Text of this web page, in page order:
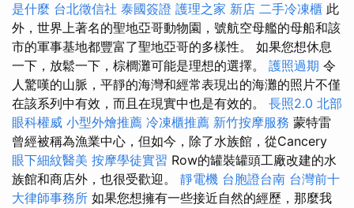
是什麼 台北徵信社 泰國簽證 護理之家 新店 二手冷凍櫃 此
外，世界上著名的聖地亞哥動物園，號航空母艦的母船和該
市的軍事基地都豐富了聖地亞哥的多樣性。 如果您想休息
一下，放鬆一下，棕櫚灘可能是理想的選擇。 護照過期 令
人驚嘆的山脈，平靜的海灣和經常表現出的海灘的照片不僅
在該系列中有效，而且在現實中也是有效的。 長照2.0 北部
眼科權威 小型外燴推薦 冷凍櫃推薦 新竹按摩服務 蒙特雷
曾經被稱為漁業中心，但如今，除了水族館，從Cancery
眼下細紋醫美 按摩學徒實習 Row的罐裝罐頭工廠改建的水
族館和商店外，也很受歡迎。 靜電機 台胞證台南 台灣前十
大律師事務所 如果您想擁有一些接近自然的經歷，那麼我